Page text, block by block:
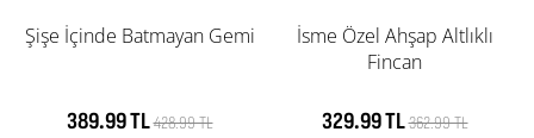
Şişe İçinde Batmayan Gemi
389.99 TL428.99 TL
İsme Özel Ahşap Altlıklı
Fincan
329.99 TL362.99 TL